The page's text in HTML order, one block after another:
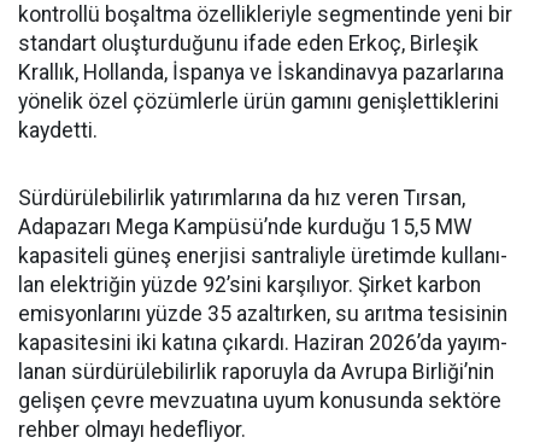
kontrollü boşalt­ma özellikleriyle segmentinde yeni bir
standart oluşturduğunu ifade eden Erkoç, Birleşik
Kral­lık, Hollanda, İspanya ve İskan­dinavya pazarlarına
yönelik özel çözümlerle ürün gamını geniş­lettiklerini
kaydetti.
Sürdürülebilirlik yatırımları­na da hız veren Tırsan,
Adapaza­rı Mega Kampüsü’nde kurduğu 15,5 MW
kapasiteli güneş ener­jisi santraliyle üretimde kullanı­
lan elektriğin yüzde 92’sini karşı­lıyor. Şirket karbon
emisyonları­nı yüzde 35 azaltırken, su arıtma tesisinin
kapasitesini iki katına çıkardı. Haziran 2026’da yayım­
lanan sürdürülebilirlik raporuyla da Avrupa Birliği’nin
gelişen çev­re mevzuatına uyum konusunda sektöre
rehber olmayı hedefliyor.